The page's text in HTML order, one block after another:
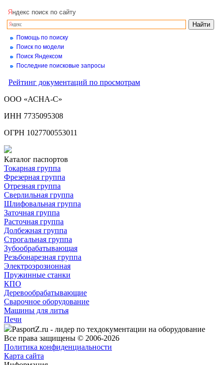
Я ндекс поиск по сайту
Помощь по поиску
Поиск по модели
Поиск Яндексом
Последние поисковые запросы
Рейтинг документаций по просмотрам
ООО «АСНА-С»
ИНН 7735095308
ОГРН 1027700553011
Каталог паспортов
Токарная группа
Фрезерная группа
Отрезная группа
Сверлильная группа
Шлифовальная группа
Заточная группа
Расточная группа
Долбежная группа
Строгальная группа
Зубообрабатывающая
Резьбонарезная группа
Электроэрозионная
Пружинные станки
КПО
Деревообрабатывающие
Сварочное оборудование
Машины для литья
Печи
PasportZ.ru - лидер по техдокументации на оборудование
Все права защищены © 2006-2026
Политика конфиденциальности
Карта сайта